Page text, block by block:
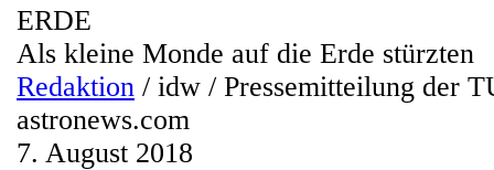
ERDE
Als kleine Monde auf die Erde stürzten
Redaktion / idw / Pressemitteilung der
astronews.com
7. August 2018